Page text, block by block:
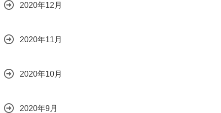
2020年12月
2020年11月
2020年10月
2020年9月